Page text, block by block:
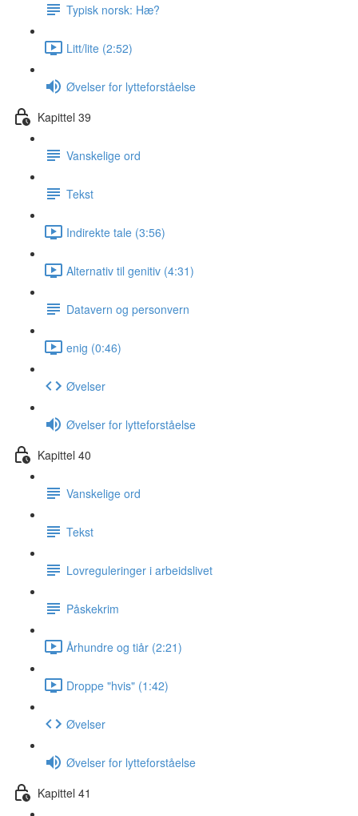
Typisk norsk: Hæ?
Litt/lite (2:52)
Øvelser for lytteforståelse
Kapittel 39
Vanskelige ord
Tekst
Indirekte tale (3:56)
Alternativ til genitiv (4:31)
Datavern og personvern
enig (0:46)
Øvelser
Øvelser for lytteforståelse
Kapittel 40
Vanskelige ord
Tekst
Lovreguleringer i arbeidslivet
Påskekrim
Århundre og tiår (2:21)
Droppe "hvis" (1:42)
Øvelser
Øvelser for lytteforståelse
Kapittel 41